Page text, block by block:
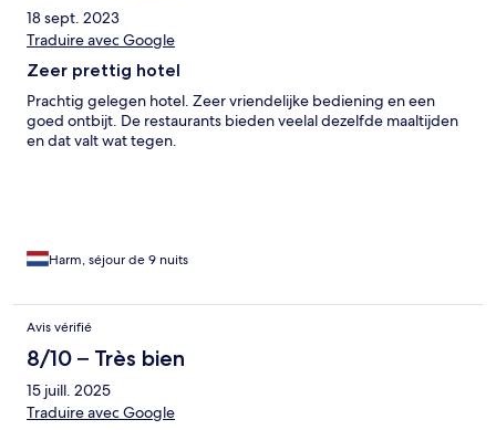
18 sept. 2023
Traduire avec Google
Zeer prettig hotel
Prachtig gelegen hotel. Zeer vriendelijke bediening en een
goed ontbijt. De restaurants bieden veelal dezelfde maaltijden
en dat valt wat tegen.
Harm, séjour de 9 nuits
Avis vérifié
8/10 – Très bien
15 juill. 2025
Traduire avec Google